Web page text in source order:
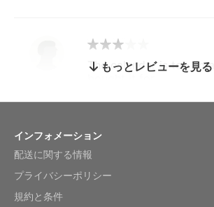
by charles
The calendar is too
もっとレビューを見る
インフォメーション
配送に関する情報
プライバシーポリシー
規約と条件